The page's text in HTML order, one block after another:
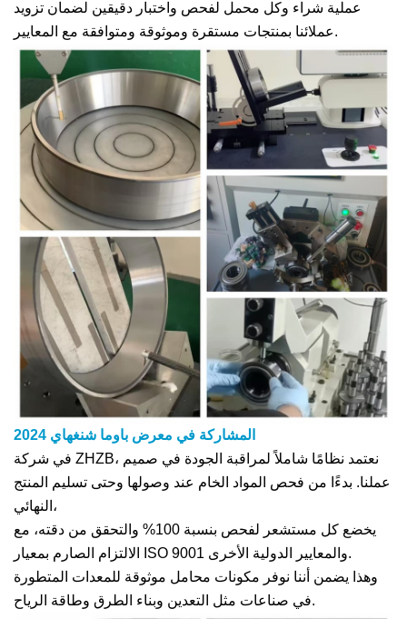
عملية شراء وكل محمل لفحص واختبار دقيقين لضمان تزويد
عملائنا بمنتجات مستقرة وموثوقة ومتوافقة مع المعايير.
المشاركة في معرض باوما شنغهاي 2024
في شركة ZHZB، نعتمد نظامًا شاملاً لمراقبة الجودة في صميم
عملنا. بدءًا من فحص المواد الخام عند وصولها وحتى تسليم المنتج
النهائي،
يخضع كل مستشعر لفحص بنسبة 100% والتحقق من دقته، مع
الالتزام الصارم بمعيار ISO 9001 والمعايير الدولية الأخرى.
وهذا يضمن أننا نوفر مكونات محامل موثوقة للمعدات المتطورة
في صناعات مثل التعدين وبناء الطرق وطاقة الرياح.